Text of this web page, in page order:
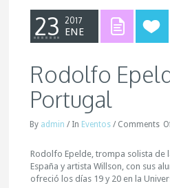
23 2017
ENE
Rodolfo
Portugal
By admin / In Eventos / Comments
Rodolfo Epelde, trompa solista de
España y artista Willson, con sus
ofreció los días 19 y 20 en la